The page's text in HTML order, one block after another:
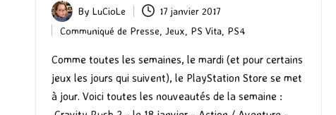
Posted
by
By LuCioLe 17 janvier 2017
Posted
in
Communiqué de Presse Jeux PS Vita PS4
Comme toutes les semaines, le mardi (et pour certains
jeux les jours qui suivent), le PlayStation Store se met
à jour. Voici toutes les nouveautés de la semaine :